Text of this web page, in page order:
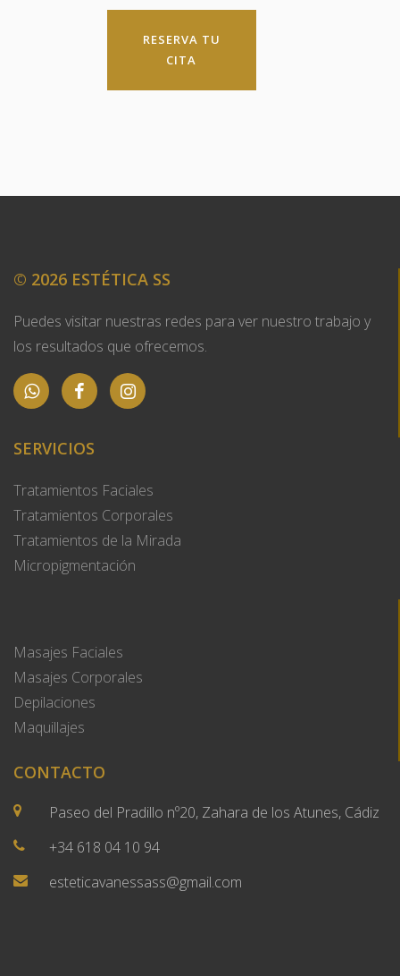
RESERVA TU
CITA
© 2026 ESTÉTICA SS
Puedes visitar nuestras redes para ver nuestro trabajo y
los resultados que ofrecemos.
SERVICIOS
Tratamientos Faciales
Tratamientos Corporales
Tratamientos de la Mirada
Micropigmentación
Masajes Faciales
Masajes Corporales
Depilaciones
Maquillajes
CONTACTO
Paseo del Pradillo nº20, Zahara de los Atunes, Cádiz
+34 618 04 10 94
esteticavanessass@gmail.com